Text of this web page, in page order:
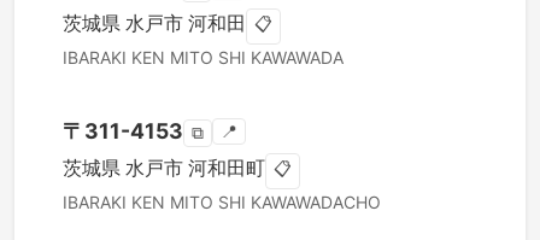
茨城県 水戸市 河和田 📋
IBARAKI KEN MITO SHI KAWAWADA
〒 311-4153 ⧉ 📍
茨城県 水戸市 河和田町 📋
IBARAKI KEN MITO SHI KAWAWADACHO